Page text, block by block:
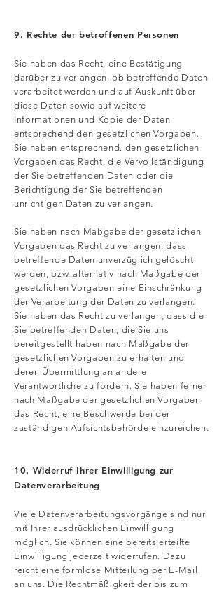
9. Rechte der betroffenen Personen
Sie haben das Recht, eine Bestätigung
darüber zu verlangen, ob betreffende Daten
verarbeitet werden und auf Auskunft über
diese Daten sowie auf weitere
Informationen und Kopie der Daten
entsprechend den gesetzlichen Vorgaben.
Sie haben entsprechend. den gesetzlichen
Vorgaben das Recht, die Vervollständigung
der Sie betreffenden Daten oder die
Berichtigung der Sie betreffenden
unrichtigen Daten zu verlangen.
Sie haben nach Maßgabe der gesetzlichen
Vorgaben das Recht zu verlangen, dass
betreffende Daten unverzüglich gelöscht
werden, bzw. alternativ nach Maßgabe der
gesetzlichen Vorgaben eine Einschränkung
der Verarbeitung der Daten zu verlangen.
Sie haben das Recht zu verlangen, dass die
Sie betreffenden Daten, die Sie uns
bereitgestellt haben nach Maßgabe der
gesetzlichen Vorgaben zu erhalten und
deren Übermittlung an andere
Verantwortliche zu fordern. Sie haben ferner
nach Maßgabe der gesetzlichen Vorgaben
das Recht, eine Beschwerde bei der
zuständigen Aufsichtsbehörde einzureichen.
10. Widerruf Ihrer Einwilligung zur
Datenverarbeitung
Viele Datenverarbeitungsvorgänge sind nur
mit Ihrer ausdrücklichen Einwilligung
möglich. Sie können eine bereits erteilte
Einwilligung jederzeit widerrufen. Dazu
reicht eine formlose Mitteilung per E-Mail
an uns. Die Rechtmäßigkeit der bis zum